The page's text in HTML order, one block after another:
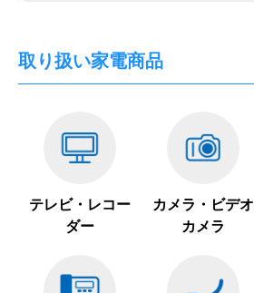
取り扱い家電商品
テレビ・レコー
ダー
カメラ・ビデオ
カメラ